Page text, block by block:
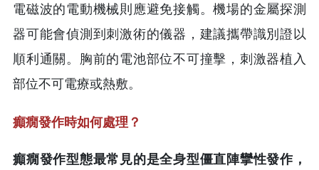
電磁波的電動機械則應避免接觸。機場的金屬探測
器可能會偵測到刺激術的儀器，建議攜帶識別證以
順利通關。胸前的電池部位不可撞擊，刺激器植入
部位不可電療或熱敷。
癲癇發作時如何處理？
癲癇發作型態最常見的是全身型僵直陣攣性發作，